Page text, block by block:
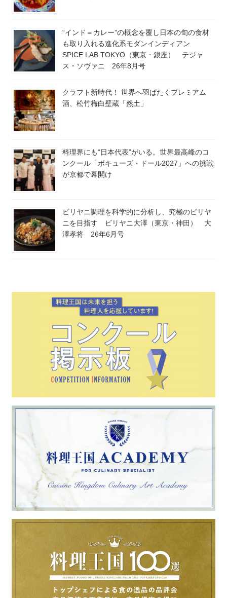
“インド＝カレー”の概念を覆し日本の旬の食材
も取り入れる進化系モダンインディアン
SPICE LAB TOKYO（東京・銀座） テジャ
ス・ソヴァニ 26年8月号
クラフト新時代！ 世界へ羽ばたくプレミアム
酒、松竹梅白壁蔵「然土」
料理界にも“日本代表”がいる。世界最高峰のコ
ンクール「ボキューズ・ドール2027」への挑戦
が京都で幕開け
ビリヤニ調理を科学的に分析し、究極のビリヤ
ニを目指す ビリヤニ大澤（東京・神田） 大
澤孝将 26年6月号